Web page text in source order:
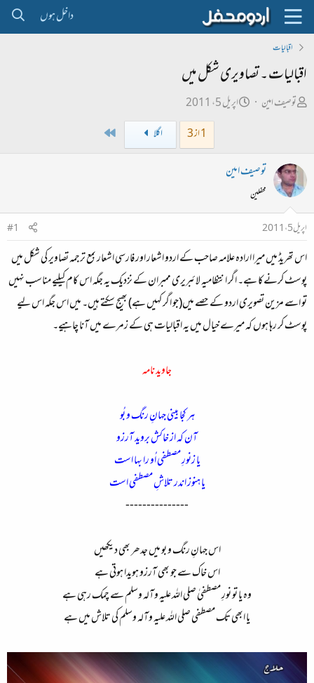
داخل ہوں
اقبالیات
اقبالیات ۔ تصاویری شکل میں
ص
ب
ل
ڑ
ی
توصیف امین
ت
ی
د
ا
ء
اپریل 5، 2011
1 از 3
اگلا
توصیف امین
محفلین
اپریل 5، 2011
#1
اس تھریڈ میں میرا ارادہ علامہ صاحب کے اردو اشعار اور فارسی اشعار بمع ترجمہ تصاویر کی شکل میں
پوسٹ کرنےکا ہے۔ اگر انتظامیہ لائبریری ممبران کے نزدیک یہ جگہ اس کام کیلیے مناسب نہیں
تو اسے مزین تصویری اردو کے حصے میں(جو اگر کہیں ہے) بھیج سکتے ہیں۔ میں اس جگہ اس لیے
پوسٹ کر رہا ہوں کہ میرے خیال میں یہ اقبالیات ہی کے زمرے میں آنا چاہیے۔
جاوید نامہ
ہر کجا بینی جہانِ رنگ و بُو
آن کہ از خاکش بروید آرزو
یا زنورِ مصطفی اُو را بہا است
یا ہنوز اندر تلاشِ مصطفی است
---------------
اس جہانِ رنگ و بو میں جدھر بھی دیکھیں
اس خاک سے جو بھی آرزو ہویدا ہوتی ہے
وہ یا تو نورِ مصطفیٰ صلی اللہ علیہ وآلہ وسلم سے چمک رہی ہے
یا ابھی تک مصطفی صلی اللہ علیہ وآلہ وسلم کی تلاش میں ہے